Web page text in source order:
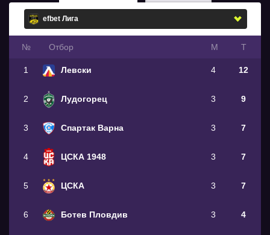
№ Oтбор М Т
1 Левски 4 12
2 Лудогорец 3 9
3 Спартак Варна 3 7
4 ЦСКА 1948 3 7
5 ЦСКА 3 7
6 Ботев Пловдив 3 4